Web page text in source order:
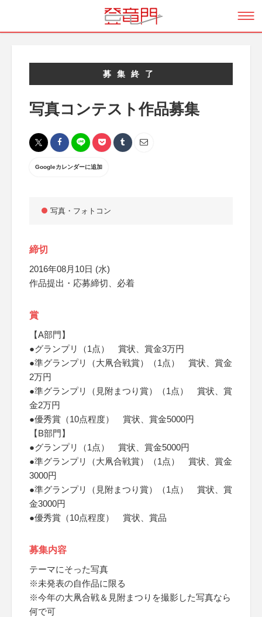
募集終了
写真コンテスト作品募集
Googleカレンダーに追加
写真・フォトコン
締切
2016年08月10日 (水)
作品提出・応募締切、必着
賞
【A部門】
●グランプリ（1点） 賞状、賞金3万円
●準グランプリ（大凧合戦賞）（1点） 賞状、賞金
2万円
●準グランプリ（見附まつり賞）（1点） 賞状、賞
金2万円
●優秀賞（10点程度） 賞状、賞金5000円
【B部門】
●グランプリ（1点） 賞状、賞金5000円
●準グランプリ（大凧合戦賞）（1点） 賞状、賞金
3000円
●準グランプリ（見附まつり賞）（1点） 賞状、賞
金3000円
●優秀賞（10点程度） 賞状、賞品
募集内容
テーマにそった写真
※未発表の自作品に限る
※今年の大凧合戦＆見附まつりを撮影した写真なら
何で可